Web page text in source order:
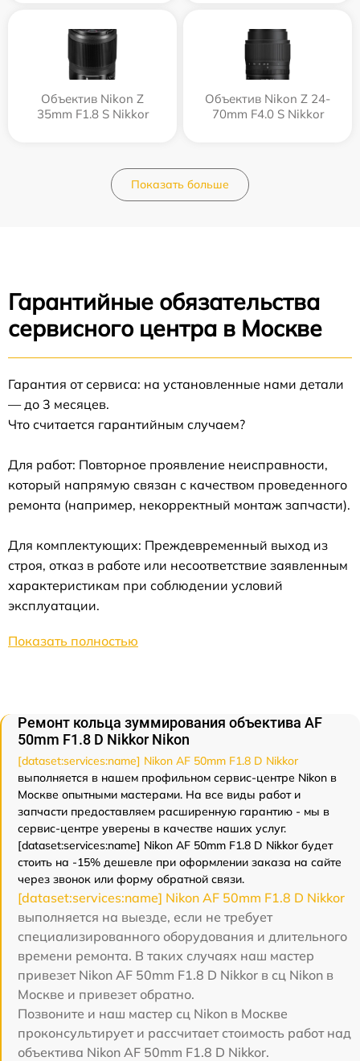
Объектив Nikon Z
35mm F1.8 S Nikkor
Объектив Nikon Z 24-
70mm F4.0 S Nikkor
Показать больше
Гарантийные обязательства
сервисного центра в Москве
Гарантия от сервиса: на установленные нами детали
— до 3 месяцев.
Что считается гарантийным случаем?
Для работ: Повторное проявление неисправности,
который напрямую связан с качеством проведенного
ремонта (например, некорректный монтаж запчасти).
Для комплектующих: Преждевременный выход из
строя, отказ в работе или несоответствие заявленным
характеристикам при соблюдении условий
эксплуатации.
Показать полностью
Ремонт кольца зуммирования объектива AF
50mm F1.8 D Nikkor Nikon
[dataset:services:name] Nikon AF 50mm F1.8 D Nikkor
выполняется в нашем профильном сервис-центре Nikon в
Москве опытными мастерами. На все виды работ и
запчасти предоставляем расширенную гарантию - мы в
сервис-центре уверены в качестве наших услуг.
[dataset:services:name] Nikon AF 50mm F1.8 D Nikkor будет
стоить на -15% дешевле при оформлении заказа на сайте
через звонок или форму обратной связи.
[dataset:services:name] Nikon AF 50mm F1.8 D Nikkor
выполняется на выезде, если не требует
специализированного оборудования и длительного
времени ремонта. В таких случаях наш мастер
привезет Nikon AF 50mm F1.8 D Nikkor в сц Nikon в
Москве и привезет обратно.
Позвоните и наш мастер сц Nikon в Москве
проконсультирует и рассчитает стоимость работ над
объектива Nikon AF 50mm F1.8 D Nikkor.